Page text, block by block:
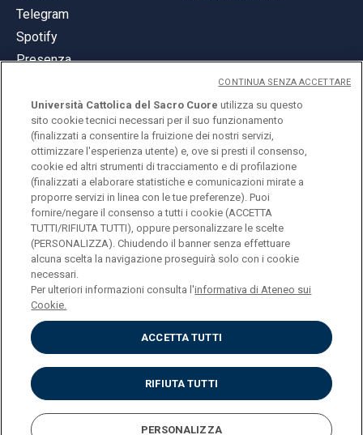
Telegram
Spotify
Presenza
© Università Cattolica del Sacro Cuore
Largo A. Gemelli 1, 20123 Milano
PI 02133120150
ENGLISH
Privacy
Accessibilità
Cookies
Impostazione Cookies
Università Cattolica del Sacro Cuore utilizza su questo
sito cookie tecnici necessari per il suo funzionamento
(finalizzati a consentire la fruizione dei nostri servizi,
ottimizzare l'esperienza utente) e, ove si presti il consenso,
cookie ed altri strumenti di tracciamento e di profilazione
(finalizzati a elaborare statistiche e comunicazioni mirate a
proporre servizi in linea con le tue preferenze). Puoi
fornire/negare il consenso a tutti i cookie (ACCETTA
TUTTI/RIFIUTA TUTTI), oppure personalizzare le scelte
(PERSONALIZZA). Chiudendo il banner senza effettuare
alcuna scelta la navigazione proseguirà solo con i cookie
necessari.
Per ulteriori informazioni consulta l'informativa di Ateneo sui
Cookie.
ACCETTA TUTTI
RIFIUTA TUTTI
PERSONALIZZA
CONTINUA SENZA ACCETTARE